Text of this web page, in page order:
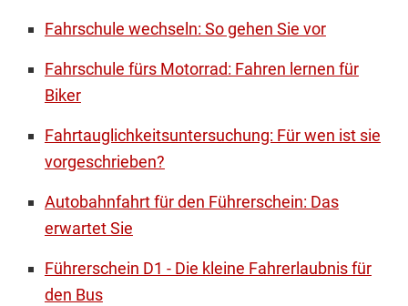
Fahrschule wechseln: So gehen Sie vor
Fahrschule fürs Motorrad: Fahren lernen für
Biker
Fahrtauglichkeitsuntersuchung: Für wen ist sie
vorgeschrieben?
Autobahnfahrt für den Führerschein: Das
erwartet Sie
Führerschein D1 - Die kleine Fahrerlaubnis für
den Bus